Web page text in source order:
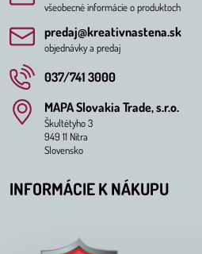
všeobecné informácie o produktoch
predaj​@kreativnastena​.sk
objednávky a predaj
037/741 3000
MAPA Slovakia Trade, s​.r​.o​.
Škultétyho 3
949 11 Nitra
Slovensko
INFORMÁCIE K NÁKUPU